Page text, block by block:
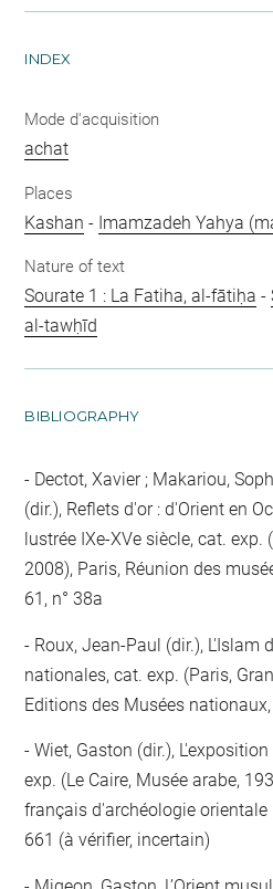
INDEX
Mode d'acquisition
achat
Places
Kashan - Imamzadeh Yahya
Nature of text
Sourate 1 : La Fatiha, al-fātiḥa -
al-tawḥīd
BIBLIOGRAPHY
Dectot, Xavier ; Makariou,
(dir.), Reflets d'or : d'Orient en
lustrée IXe-XVe siècle, cat. exp.
2008), Paris, Réunion des
61, n° 38a
Roux, Jean-Paul (dir.), L'Islam
nationales, cat. exp. (Paris,
Editions des Musées nationaux,
Wiet, Gaston (dir.),
exp. (Le Caire, Musée arabe,
français d'archéologie orientale
661 (à vérifier, incertain)